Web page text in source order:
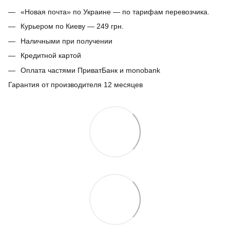
«Новая почта» по Украине — по тарифам перевозчика.
Курьером по Киеву — 249 грн.
Наличными при получении
Кредитной картой
Оплата частями ПриватБанк и monobank
Гарантия от производителя 12 месяцев